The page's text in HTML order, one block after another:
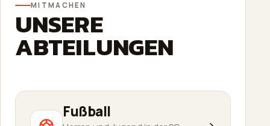
MITMACHEN
UNSERE
ABTEILUNGEN
Fußball